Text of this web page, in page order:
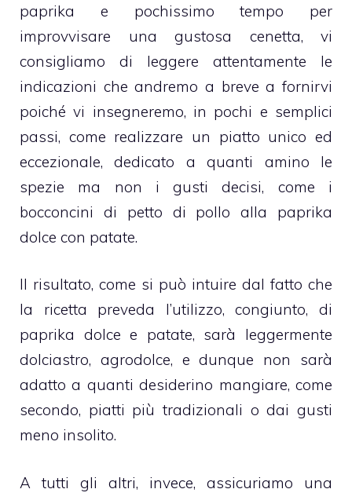
paprika e pochissimo tempo per
improvvisare una gustosa cenetta, vi
consigliamo di leggere attentamente le
indicazioni che andremo a breve a fornirvi
poiché vi insegneremo, in pochi e semplici
passi, come realizzare un piatto unico ed
eccezionale, dedicato a quanti amino le
spezie ma non i gusti decisi, come i
bocconcini di petto di pollo alla paprika
dolce con patate.
Il risultato, come si può intuire dal fatto che
la ricetta preveda l’utilizzo, congiunto, di
paprika dolce e patate, sarà leggermente
dolciastro, agrodolce, e dunque non sarà
adatto a quanti desiderino mangiare, come
secondo, piatti più tradizionali o dai gusti
meno insolito.
A tutti gli altri, invece, assicuriamo una